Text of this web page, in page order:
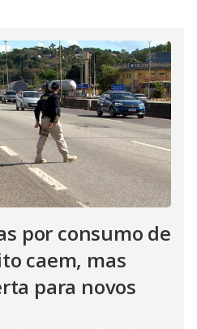
por consumo de
caem, mas
para novos